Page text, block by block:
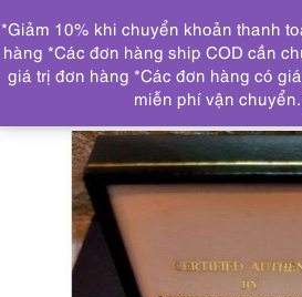
Trang chủ SP KHÁC
0595-Kim
DIAMOND 0.6 carat
*Giảm 10% khi chuyển khoản thanh
hàng *Các đơn hàng ship COD cần
giá trị đơn hàng *Các đơn hàng có
miễn phí vận chuyển.